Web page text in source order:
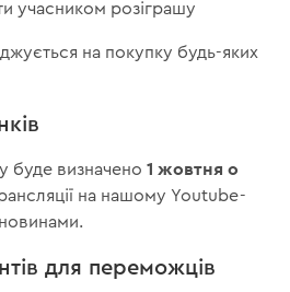
учасником розіграшу
на покупку будь-яких
буде визначено1 жовтня о
на нашому Youtube-
для переможців